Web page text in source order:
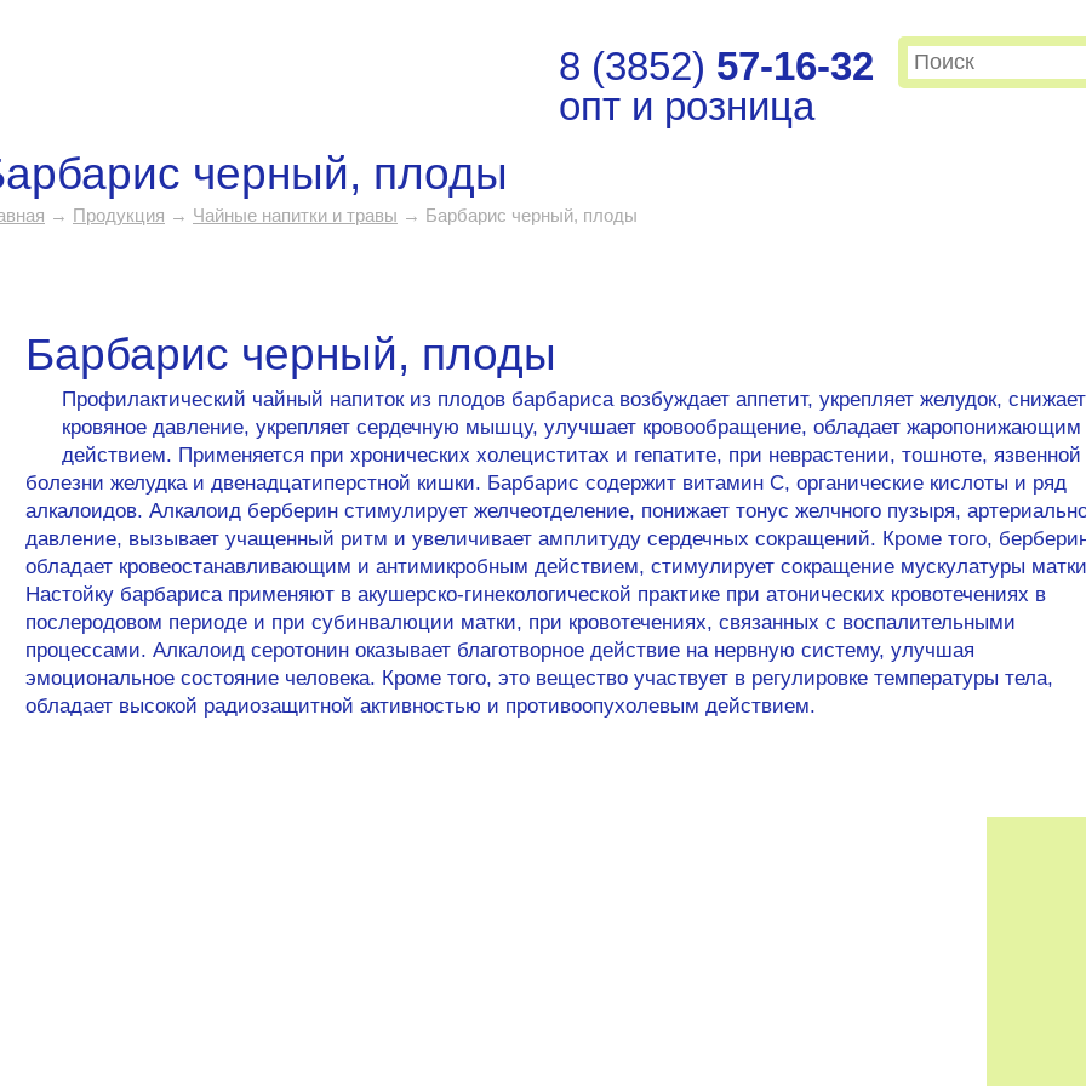
8 (3852) 57-16-32
опт и розница
черный, плоды
→ Продукция → Чайные напитки и травы → Барбарис черный, плоды
Барбарис черный, плоды
Профилактический чайный напиток из плодов барбариса возбуждает аппетит, укрепляет желудок, снижает
кровяное давление, укрепляет сердечную мышцу, улучшает кровообращение, обладает жаропонижающим
действием. Применяется при хронических холециститах и гепатите, при неврастении, тошноте, язвенной
болезни желудка и двенадцатиперстной кишки. Барбарис содержит витамин C, органические кислоты и ряд
алкалоидов. Алкалоид берберин стимулирует желчеотделение, понижает тонус желчного пузыря,
давление, вызывает учащенный ритм и увеличивает амплитуду сердечных сокращений. Кроме того,
обладает кровеостанавливающим и антимикробным действием, стимулирует сокращение мускулатуры
Настойку барбариса применяют в акушерско-гинекологической практике при атонических кровотечениях в
послеродовом периоде и при субинвалюции матки, при кровотечениях, связанных с воспалительными
процессами. Алкалоид серотонин оказывает благотворное действие на нервную систему, улучшая
эмоциональное состояние человека. Кроме того, это вещество участвует в регулировке температуры тела,
обладает высокой радиозащитной активностью и противоопухолевым действием.